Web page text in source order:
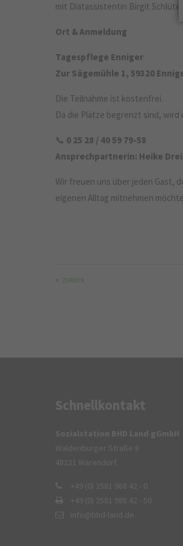
mit Diätassistentin Birgit Schlüter
Ort & Anmeldung
Tagespflege Enniger
Zur Sägemühle 1, 59320
Die Teilnahme ist kostenfrei.
Da die Plätze begrenzt sind,
📞 0 25 28 / 40 59 79-58
Ansprechpartnerin: Heike
Wir freuen uns über jeden Gast,
eigenen Alltag mitnehmen
ZURÜCK
Schnellkontakt
Sozialstation BHD Land gGmbH
Waldenburger Straße 8
48231 Warendorf
+49 (0) 2581 988 42 - 0
+49 (0) 2581 988 42 - 50
info@bhd-land.de